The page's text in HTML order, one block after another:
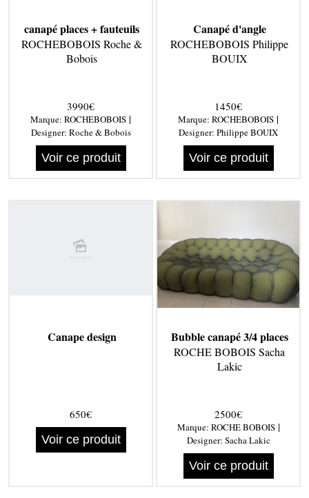
canapé places + fauteuils
ROCHEBOBOIS Roche &
Bobois
3990€
Marque: ROCHEBOBOIS |
Designer: Roche & Bobois
Voir ce produit
Canapé d'angle
ROCHEBOBOIS Philippe
BOUIX
1450€
Marque: ROCHEBOBOIS |
Designer: Philippe BOUIX
Voir ce produit
Canape design
650€
Voir ce produit
Bubble canapé 3/4 places
ROCHE BOBOIS Sacha
Lakic
2500€
Marque: ROCHE BOBOIS|
Designer: Sacha Lakic
Voir ce produit